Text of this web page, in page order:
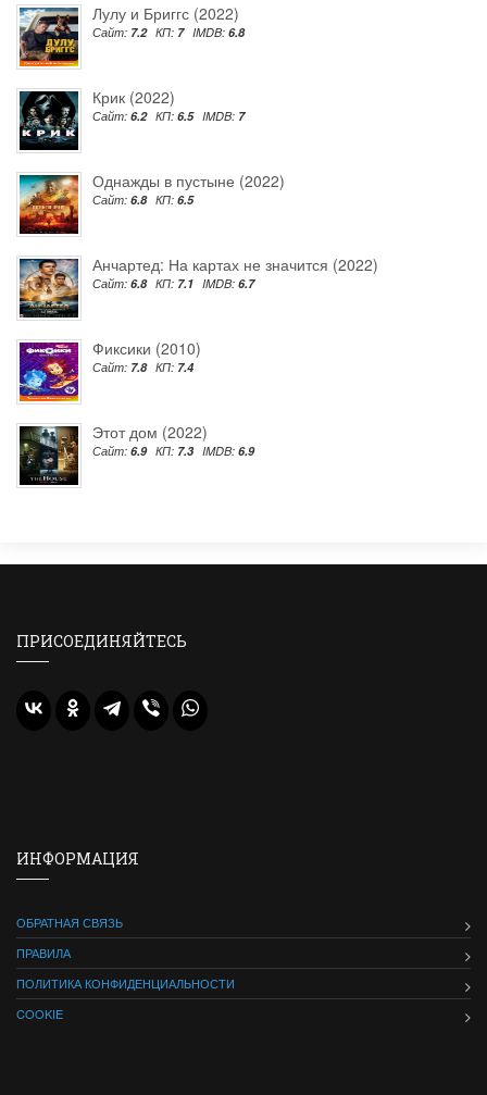
Лулу и Бриггс (2022)
Сайт: 7.2 КП: 7 IMDB: 6.8
Крик (2022)
Сайт: 6.2 КП: 6.5 IMDB: 7
Однажды в пустыне (2022)
Сайт: 6.8 КП: 6.5
Анчартед: На картах не значится (2022)
Сайт: 6.8 КП: 7.1 IMDB: 6.7
Фиксики (2010)
Сайт: 7.8 КП: 7.4
Этот дом (2022)
Сайт: 6.9 КП: 7.3 IMDB: 6.9
ПРИСОЕДИНЯЙТЕСЬ
ИНФОРМАЦИЯ
ОБРАТНАЯ СВЯЗЬ
ПРАВИЛА
ПОЛИТИКА КОНФИДЕНЦИАЛЬНОСТИ
COOKIE